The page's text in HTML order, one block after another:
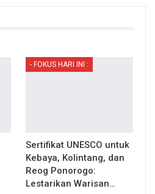
- FOKUS HARI INI :
Sertifikat UNESCO untuk
Kebaya, Kolintang, dan
Reog Ponorogo:
Lestarikan Warisan…